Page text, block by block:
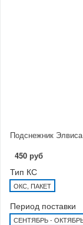
Подснежник
450 руб
Тип КС
ОКС, ПАКЕТ
Период поставки
СЕНТЯБРЬ -